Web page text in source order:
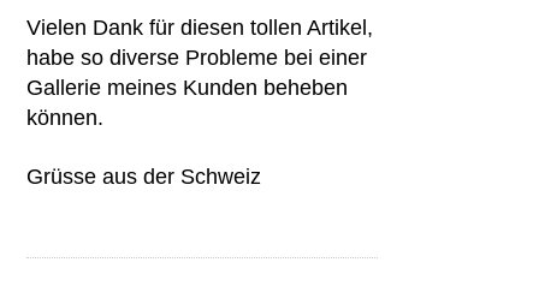
Vielen Dank für diesen tollen Artikel,
habe so diverse Probleme bei einer
Gallerie meines Kunden beheben
können.
Grüsse aus der Schweiz